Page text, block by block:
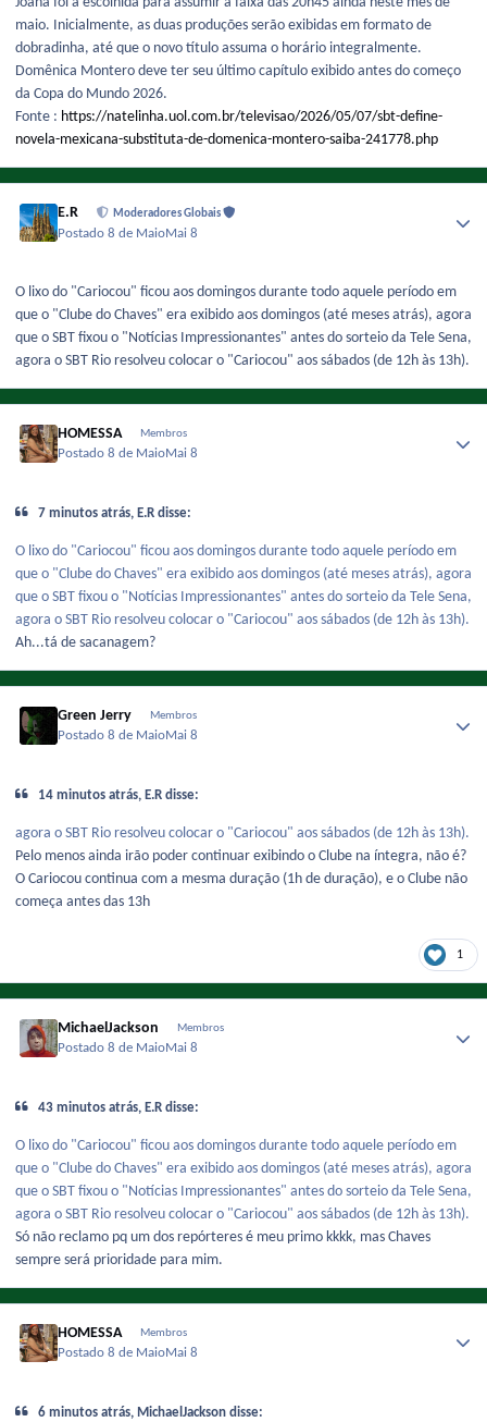
maio. Inicialmente, as duas produções serão exibidas em formato de
dobradinha, até que o novo título assuma o horário integralmente.
Domênica Montero deve ter seu último capítulo exibido antes do começo
da Copa do Mundo 2026.
Fonte : https://natelinha.uol.com.br/televisao/2026/05/07/sbt-define-
novela-mexicana-substituta-de-domenica-montero-saiba-241778.php
E.R Moderadores Globais
Postado8 de MaioMai 8
O lixo do "Cariocou" ficou aos domingos durante todo aquele período em
que o "Clube do Chaves" era exibido aos domingos (até meses atrás), agora
que o SBT fixou o "Notícias Impressionantes" antes do sorteio da Tele Sena,
agora o SBT Rio resolveu colocar o "Cariocou" aos sábados (de 12h às 13h).
HOMESSA Membros
Postado8 de MaioMai 8
7 minutos atrás, E.R disse:
O lixo do "Cariocou" ficou aos domingos durante todo aquele período em
que o "Clube do Chaves" era exibido aos domingos (até meses atrás), agora
que o SBT fixou o "Notícias Impressionantes" antes do sorteio da Tele Sena,
agora o SBT Rio resolveu colocar o "Cariocou" aos sábados (de 12h às 13h).
Ah...tá de sacanagem?
Green Jerry Membros
Postado8 de MaioMai 8
14 minutos atrás, E.R disse:
agora o SBT Rio resolveu colocar o "Cariocou" aos sábados (de 12h às 13h).
Pelo menos ainda irão poder continuar exibindo o Clube na íntegra, não é?
O Cariocou continua com a mesma duração (1h de duração), e o Clube não
começa antes das 13h
1
MichaelJackson Membros
Postado8 de MaioMai 8
43 minutos atrás, E.R disse:
O lixo do "Cariocou" ficou aos domingos durante todo aquele período em
que o "Clube do Chaves" era exibido aos domingos (até meses atrás), agora
que o SBT fixou o "Notícias Impressionantes" antes do sorteio da Tele Sena,
agora o SBT Rio resolveu colocar o "Cariocou" aos sábados (de 12h às 13h).
Só não reclamo pq um dos repórteres é meu primo kkkk, mas Chaves
sempre será prioridade para mim.
HOMESSA Membros
Postado8 de MaioMai 8
6 minutos atrás, MichaelJackson disse: